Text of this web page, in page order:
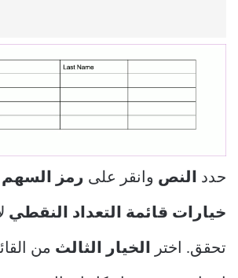
حدد النص وانقر على رمز السهم
خيارات قائمة التعداد النقطي
تحقق. اختر الخيار الثالث من